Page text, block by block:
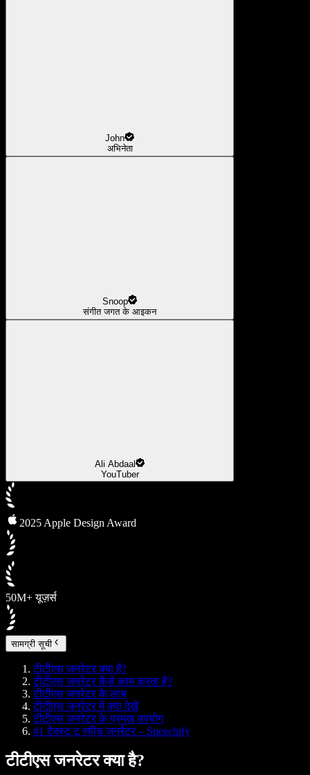
John
अभिनेता
Snoop
संगीत जगत के आइकन
Ali Abdaal
YouTuber
2025 Apple Design Award
50M+ यूज़र्स
सामग्री सूची
टीटीएस जनरेटर क्या है?
टीटीएस जनरेटर कैसे काम करता है?
टीटीएस जनरेटर के लाभ
टीटीएस जनरेटर में क्या देखें
टीटीएस जनरेटर के प्रमुख उपयोग
#1 टेक्स्ट टू स्पीच जनरेटर – Speechify
टीटीएस जनरेटर क्या है?